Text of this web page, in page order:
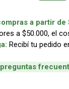
a partir de
a $50.000, el
Recibí tu pedido
preguntas